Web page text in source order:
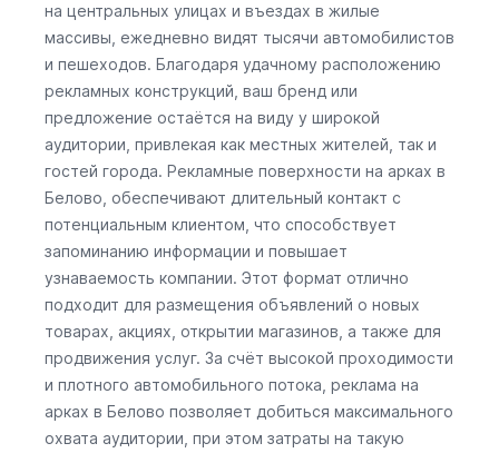
на центральных улицах и въездах в жилые
массивы, ежедневно видят тысячи автомобилистов
и пешеходов. Благодаря удачному расположению
рекламных конструкций, ваш бренд или
предложение остаётся на виду у широкой
аудитории, привлекая как местных жителей, так и
гостей города. Рекламные поверхности на арках в
Белово, обеспечивают длительный контакт с
потенциальным клиентом, что способствует
запоминанию информации и повышает
узнаваемость компании. Этот формат отлично
подходит для размещения объявлений о новых
товарах, акциях, открытии магазинов, а также для
продвижения услуг. За счёт высокой проходимости
и плотного автомобильного потока, реклама на
арках в Белово позволяет добиться максимального
охвата аудитории, при этом затраты на такую